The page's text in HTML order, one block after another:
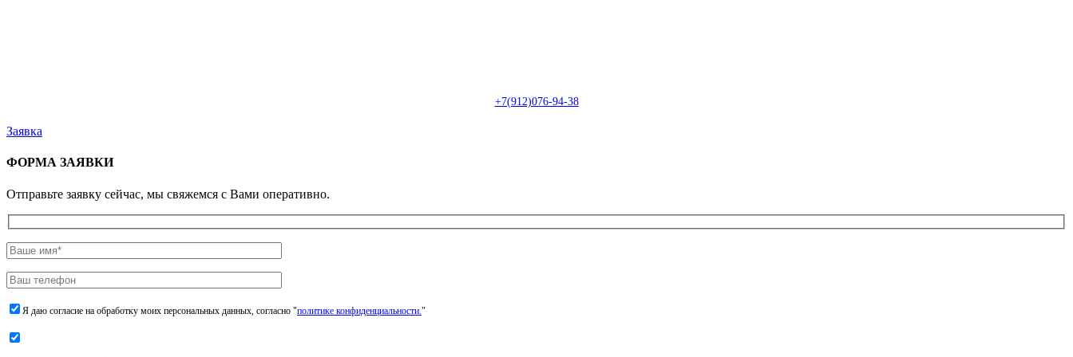
+7(912)076-94-38
Заявка
ФОРМА ЗАЯВКИ
Отправьте заявку сейчас, мы свяжемся с Вами оперативно.
Я даю согласие на обработку моих персональных данных, согласно "политике конфиденциальности."